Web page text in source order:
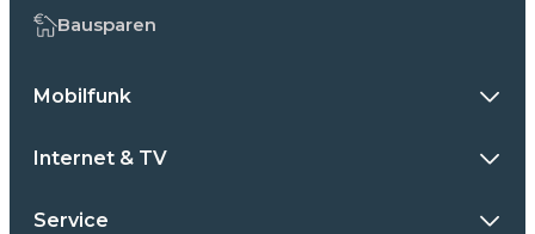
Bausparen
Mobilfunk
Internet & TV
Service